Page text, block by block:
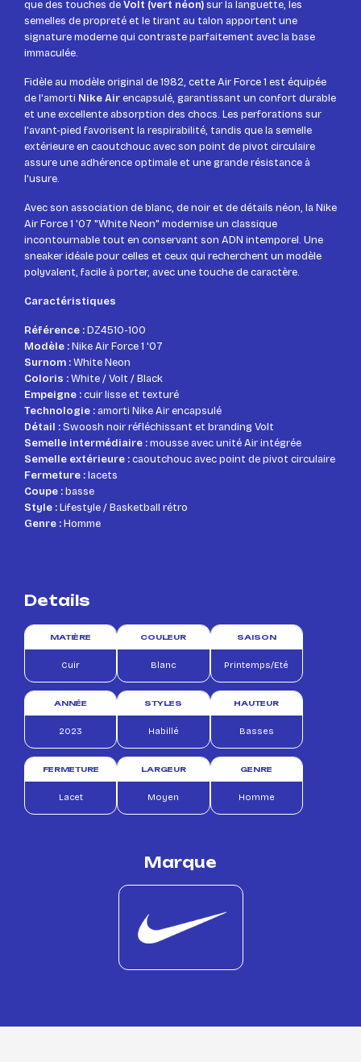
que des touches deVolt (vert néon)sur la languette, les
semelles de propreté et le tirant au talon apportent une
signature moderne qui contraste parfaitement avec la base
immaculée.
Fidèle au modèle original de 1982, cette Air Force 1 est équipée
de l'amorti Nike Airencapsulé, garantissant un confort durable
et une excellente absorption des chocs. Les perforations sur
l'avant-pied favorisent la respirabilité, tandis que la semelle
extérieure en caoutchouc avec son point de pivot circulaire
assure une adhérence optimale et une grande résistance à
l'usure.
Avec son association de blanc, de noir et de détails néon, la Nike
Air Force 1 '07 "White Neon" modernise un classique
incontournable tout en conservant son ADN intemporel. Une
sneaker idéale pour celles et ceux qui recherchent un modèle
polyvalent, facile à porter, avec une touche de caractère.
Caractéristiques
Référence :DZ4510-100
Modèle :Nike Air Force 1 '07
Surnom :White Neon
Coloris :White / Volt / Black
Empeigne :cuir lisse et texturé
Technologie : amorti Nike Air encapsulé
Détail :Swoosh noir réfléchissant et branding Volt
Semelle intermédiaire :mousse avec unité Air intégrée
Semelle extérieure :caoutchouc avec point de pivot circulaire
Fermeture :lacets
Coupe :basse
Style :Lifestyle / Basketball rétro
Genre :Homme
Details
MATIÈRE
Cuir
COULEUR
Blanc
SAISON
Printemps/Eté
ANNÉE
2023
STYLES
Habillé
HAUTEUR
Basses
FERMETURE
Lacet
LARGEUR
Moyen
GENRE
Homme
Marque